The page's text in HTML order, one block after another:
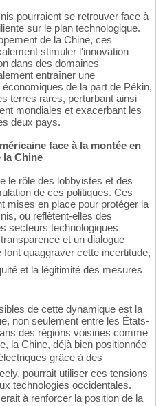
pourraient se retrouver face à
sur le plan technologique.
de la Chine, ces
stimuler l'innovation
dans des domaines
entraîner une
de la part de Pékin,
terres rares, perturbant ainsi
mondiales et exacerbant les
deux pays.
face à la montée en
la Chine
le rôle des lobbyistes et des
de ces politiques. Ces
mises en place pour protéger la
ou reflètent-elles des
secteurs technologiques
et un dialogue
quaggraver cette incertitude,
et la légitimité des mesures
de cette dynamique est la
non seulement entre les États-
des régions voisines comme
la Chine, déjà bien positionnée
grâce à des
pourrait utiliser ces tensions
technologies occidentales.
à renforcer la position de la